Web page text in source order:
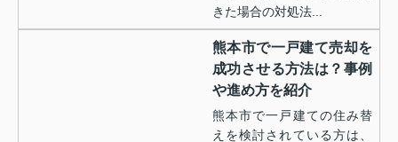
きた場合の対処法...
熊本市で一戸建て売却を
成功させる方法は？事例
や進め方を紹介
熊本市で一戸建ての住み替
えを検討されている方は、